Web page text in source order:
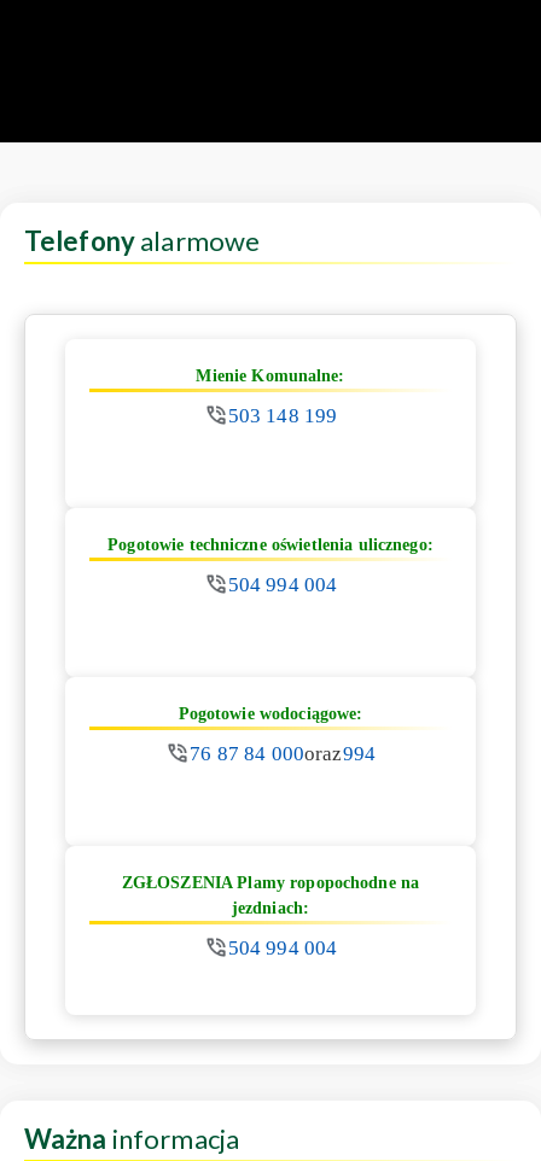
Telefonyalarmowe
Mienie Komunalne:
503 148 199
Pogotowie techniczne oświetlenia ulicznego:
504 994 004
Pogotowie wodociągowe:
76 87 84 000oraz994
ZGŁOSZENIA Plamy ropopochodne na
jezdniach:
504 994 004
Ważna informacja